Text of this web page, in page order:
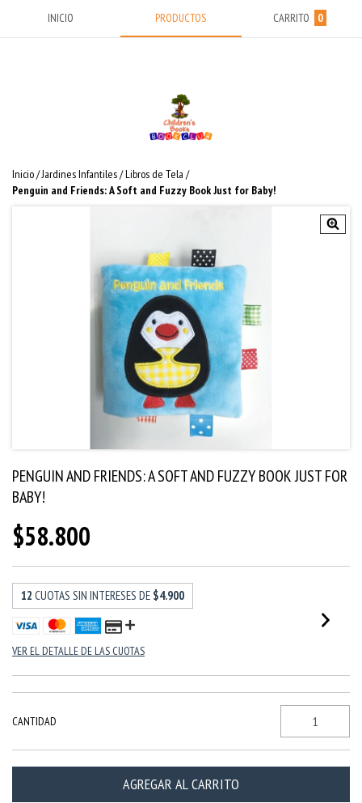
INICIO PRODUCTOS CARRITO 0
Inicio/Jardines Infantiles/Libros de Tela /
Penguin and Friends: A Soft and Fuzzy Book Just for Baby!
PENGUIN AND FRIENDS: A SOFT AND FUZZY BOOK JUST FOR
BABY!
$58.800
12 CUOTAS SIN INTERESES DE $4.900
VER EL DETALLE DE LAS CUOTAS
CANTIDAD